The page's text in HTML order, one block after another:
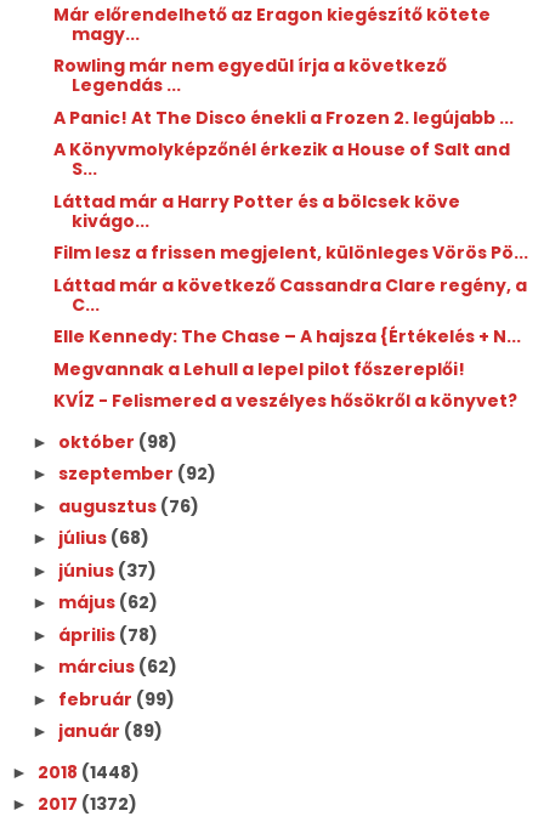
Már előrendelhető az Eragon kiegészítő kötete
magy...
Rowling már nem egyedül írja a következő
Legendás ...
A Panic! At The Disco énekli a Frozen 2. legújabb ...
A Könyvmolyképzőnél érkezik a House ​of Salt and
S...
Láttad már a Harry Potter és a bölcsek köve
kivágo...
Film lesz a frissen megjelent, különleges Vörös Pö...
Láttad már a következő Cassandra Clare regény, a
C...
Elle Kennedy: The ​Chase – A hajsza {Értékelés + N...
Megvannak a Lehull a lepel pilot főszereplői!
KVÍZ - Felismered a veszélyes hősökről a könyvet?
► október (98)
► szeptember (92)
► augusztus (76)
► július (68)
► június (37)
► május (62)
► április (78)
► március (62)
► február (99)
► január (89)
► 2018 (1448)
► 2017 (1372)